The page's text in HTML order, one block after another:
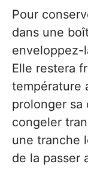
Pour
dans une
enveloppez-
Elle restera
température
prolonger sa
congeler
une tranche
de la passer